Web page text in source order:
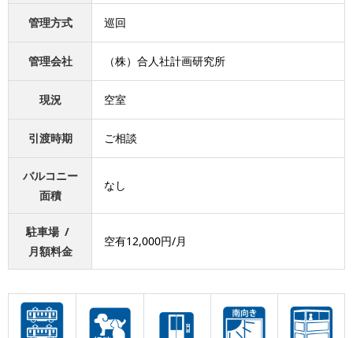
管理方式 巡回
管理会社 （株）合人社計画研究所
現況 空室
引渡時期 ご相談
バルコニー
面積
なし
駐車場 /
月額料金
空有12,000円/月